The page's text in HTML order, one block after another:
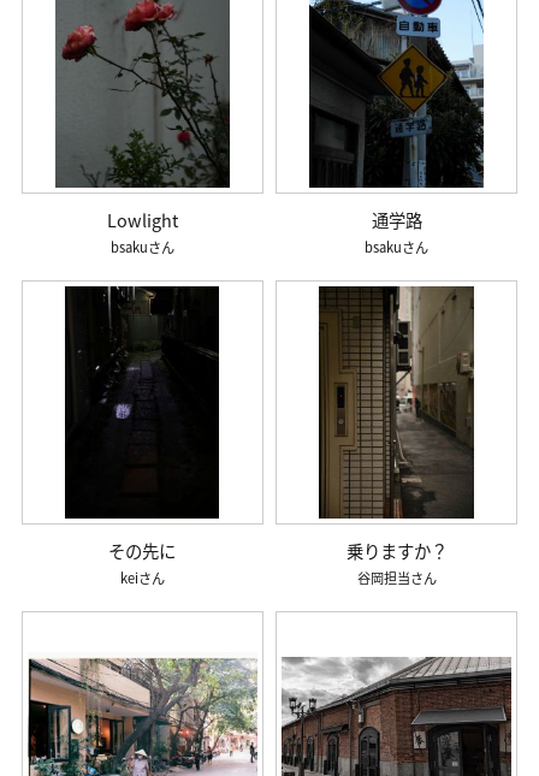
Lowlight
bsaku
通学路
bsaku
その先に
kei
乗りますか？
谷岡担当